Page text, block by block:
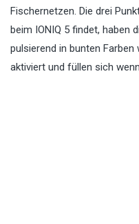
Fischernetzen. Die drei
beim IONIQ 5 findet, haben
pulsierend in bunten Farben
aktiviert und füllen sich